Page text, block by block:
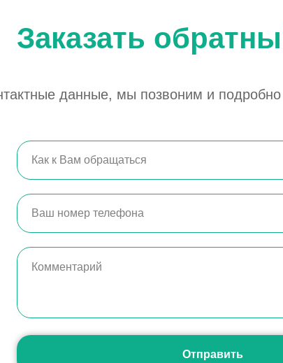
Заказать
данные, мы позвоним и
Отправить